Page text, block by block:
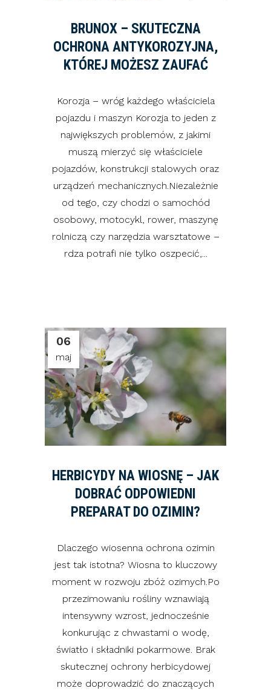
BRUNOX – SKUTECZNA
OCHRONA ANTYKOROZYJNA,
KTÓREJ MOŻESZ ZAUFAĆ
Korozja – wróg każdego właściciela
pojazdu i maszyn Korozja to jeden z
największych problemów, z jakimi
muszą mierzyć się właściciele
pojazdów, konstrukcji stalowych oraz
urządzeń mechanicznych.Niezależnie
od tego, czy chodzi o samochód
osobowy, motocykl, rower, maszynę
rolniczą czy narzędzia warsztatowe –
rdza potrafi nie tylko oszpecić,...
06
maj
HERBICYDY NA WIOSNĘ – JAK
DOBRAĆ ODPOWIEDNI
PREPARAT DO OZIMIN?
Dlaczego wiosenna ochrona ozimin
jest tak istotna? Wiosna to kluczowy
moment w rozwoju zbóż ozimych.Po
przezimowaniu rośliny wznawiają
intensywny wzrost, jednocześnie
konkurując z chwastami o wodę,
światło i składniki pokarmowe. Brak
skutecznej ochrony herbicydowej
może doprowadzić do znaczących